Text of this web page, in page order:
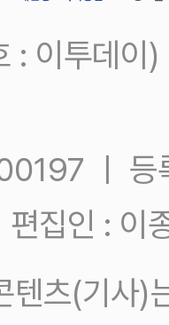
: 이투데
ㅣ
집인 : 이
텐츠(기사)